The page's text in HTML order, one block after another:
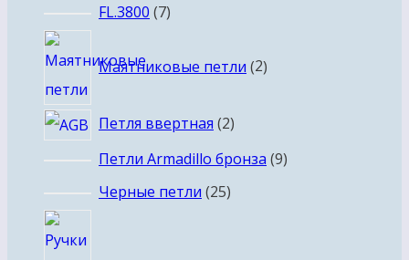
FL.3800 77
Маятниковые петли 2товара
Петля ввертная 22
товара
Петли Armadillo бронза 99
Черные петли 2525